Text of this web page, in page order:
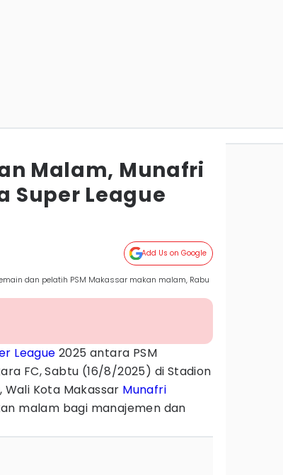
Malam, Munafri
Super League
Add Us on Google
dan pelatih PSM Makassar makan malam, Rabu
League 2025 antara PSM
FC, Sabtu (16/8/2025) di Stadion
Wali Kota Makassar Munafri
malam bagi manajemen dan